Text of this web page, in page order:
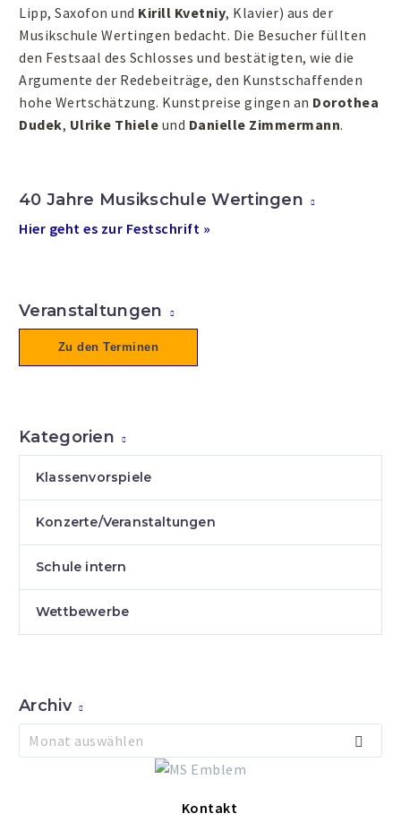
Lipp, Saxofon und Kirill Kvetniy, Klavier) aus der
Musikschule Wertingen bedacht. Die Besucher füllten
den Festsaal des Schlosses und bestätigten, wie die
Argumente der Redebeiträge, den Kunstschaffenden
hohe Wertschätzung. Kunstpreise gingen an Dorothea
Dudek, Ulrike Thiele und Danielle Zimmermann.
40 Jahre Musikschule Wertingen
Hier geht es zur Festschrift »
Veranstaltungen
Zu den Terminen
Kategorien
Klassenvorspiele
Konzerte/Veranstaltungen
Schule intern
Wettbewerbe
Archiv
Archiv
Monat auswählen
Kontakt